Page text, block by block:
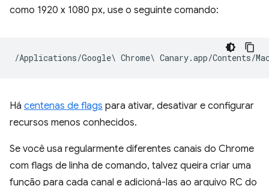
como 1920 x 1080 px, use o seguinte comando:
Há centenas de flags para ativar, desativar e configurar
recursos menos conhecidos.
Se você usa regularmente diferentes canais do Chrome
com flags de linha de comando, talvez queira criar uma
função para cada canal e adicioná-las ao arquivo RC do